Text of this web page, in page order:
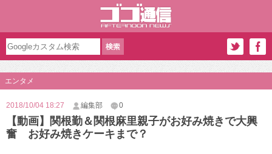
エンタメ
2018/10/04 18:27 編集部 0
【動画】関根勤＆関根麻里親子がお好み焼きで大興
奮 お好み焼きケーキまで？